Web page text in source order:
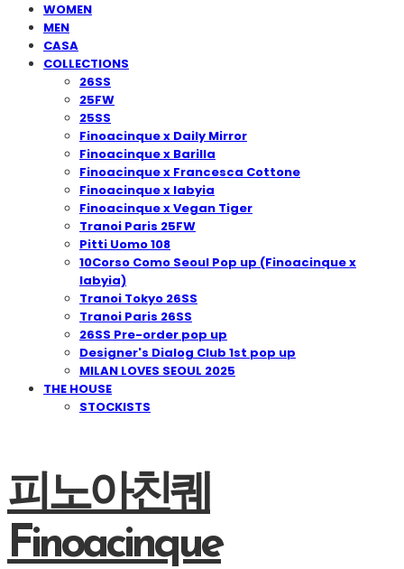
WOMEN
MEN
CASA
COLLECTIONS
26SS
25FW
25SS
Finoacinque x Daily Mirror
Finoacinque x Barilla
Finoacinque x Francesca Cottone
Finoacinque x Iabyia
Finoacinque x Vegan Tiger
Tranoi Paris 25FW
Pitti Uomo 108
10Corso Como Seoul Pop up (Finoacinque x
Iabyia)
Tranoi Tokyo 26SS
Tranoi Paris 26SS
26SS Pre-order pop up
Designer's Dialog Club 1st pop up
MILAN LOVES SEOUL 2025
THE HOUSE
STOCKISTS
피노아친퀘
Finoacinque